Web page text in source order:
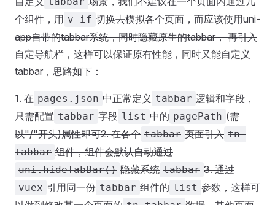
个组件，用 v-if 切换去模拟各个页面，而应该使用uni-
app自带的tabbar系统，同时隐藏原生的tabbar， 再引入
自定导航栏，这样可以保证原有性能，同时又能自定义
tabbar，思路如下：
1. 在 pages.json 中正常定义 tabbar 逻辑和字段，
只需配置 tabbar 字段 list 中的 pagePath (需
以"/"开头)属性即可2. 在各个 tabbar 页面引入 tn-
tabbar 组件，组件会默认自动通过
uni.hideTabBar() 隐藏系统 tabbar 3. 通过
vuex 引用同一份 tabbar 组件的 list 参数，这样可